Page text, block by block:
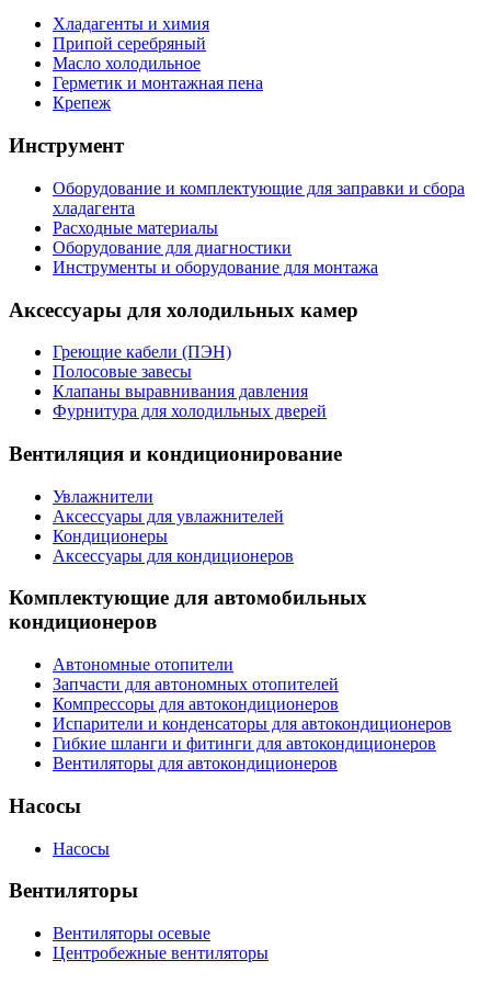
Хладагенты и химия
Припой серебряный
Масло холодильное
Герметик и монтажная пена
Крепеж
Инструмент
Оборудование и комплектующие для заправки и сбора
хладагента
Расходные материалы
Оборудование для диагностики
Инструменты и оборудование для монтажа
Аксессуары для холодильных камер
Греющие кабели (ПЭН)
Полосовые завесы
Клапаны выравнивания давления
Фурнитура для холодильных дверей
Вентиляция и кондиционирование
Увлажнители
Аксессуары для увлажнителей
Кондиционеры
Аксессуары для кондиционеров
Комплектующие для автомобильных
кондиционеров
Автономные отопители
Запчасти для автономных отопителей
Компрессоры для автокондиционеров
Испарители и конденсаторы для автокондиционеров
Гибкие шланги и фитинги для автокондиционеров
Вентиляторы для автокондиционеров
Насосы
Насосы
Вентиляторы
Вентиляторы осевые
Центробежные вентиляторы